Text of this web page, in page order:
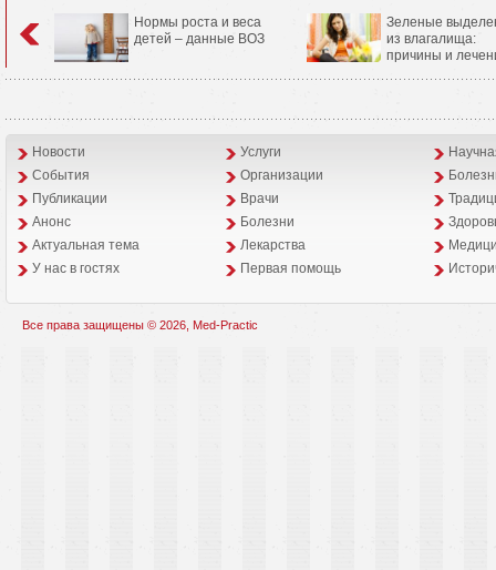
Нормы роста и веса
детей – данные ВОЗ
Зеленые
из влагалища:
причины и
Новости Услуги
События
Организации
Публикации
Врачи
Анонс
Болезни
Aктуальная тема
Лекарства
У нас в гостях
Первая помощь
Все права защищены © 2026, Med-Practic